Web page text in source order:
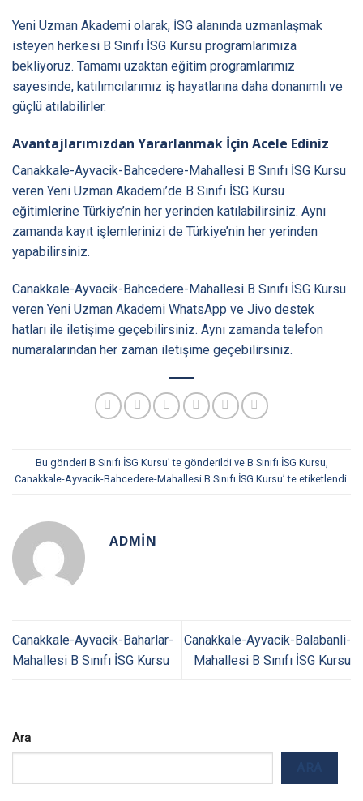
Yeni Uzman Akademi olarak, İSG alanında uzmanlaşmak
isteyen herkesi B Sınıfı İSG Kursu programlarımıza
bekliyoruz. Tamamı uzaktan eğitim programlarımız
sayesinde, katılımcılarımız iş hayatlarına daha donanımlı ve
güçlü atılabilirler.
Avantajlarımızdan Yararlanmak İçin Acele Ediniz
Canakkale-Ayvacik-Bahcedere-Mahallesi B Sınıfı İSG Kursu
veren Yeni Uzman Akademi’de B Sınıfı İSG Kursu
eğitimlerine Türkiye’nin her yerinden katılabilirsiniz. Aynı
zamanda kayıt işlemlerinizi de Türkiye’nin her yerinden
yapabilirsiniz.
Canakkale-Ayvacik-Bahcedere-Mahallesi B Sınıfı İSG Kursu
veren Yeni Uzman Akademi WhatsApp ve Jivo destek
hatları ile iletişime geçebilirsiniz. Aynı zamanda telefon
numaralarından her zaman iletişime geçebilirsiniz.
Bu gönderi B Sınıfı İSG Kursu’ te gönderildi ve B Sınıfı İSG Kursu,
Canakkale-Ayvacik-Bahcedere-Mahallesi B Sınıfı İSG Kursu’ te etiketlendi.
ADMIN
Canakkale-Ayvacik-Baharlar-
Mahallesi B Sınıfı İSG Kursu
Canakkale-Ayvacik-Balabanli-
Mahallesi B Sınıfı İSG Kursu
Ara